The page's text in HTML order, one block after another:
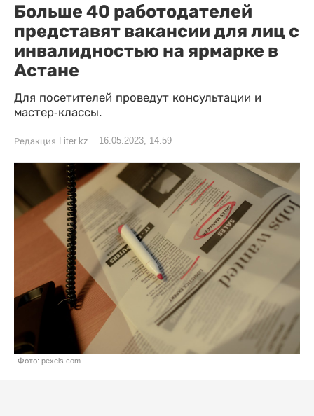
Больше 40 работодателей
представят вакансии для лиц с
инвалидностью на ярмарке в
Астане
Для посетителей проведут консультации и
мастер-классы.
Редакция Liter.kz 16.05.2023, 14:59
Фото: pexels.com